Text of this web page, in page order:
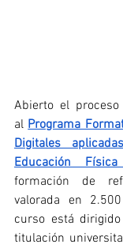
Abierto el
al Programa
Digitales
Educación
formación de
valorada en
curso está
titulación